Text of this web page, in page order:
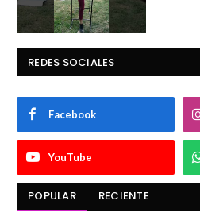
REDES SOCIALES
Facebook
YouTube
POPULAR RECIENTE